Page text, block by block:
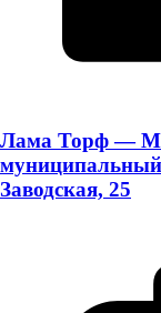
Лама Торф —
Заводская, 25